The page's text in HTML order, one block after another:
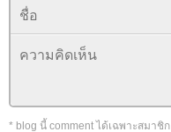
* blog นี้ comment ได้เฉพาะสมาชิก